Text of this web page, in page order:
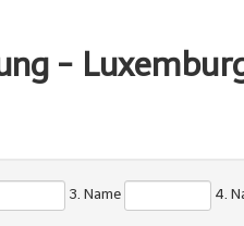
-
3. Name 4.